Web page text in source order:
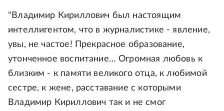
"Владимир Кириллович был настоящим
интеллигентом, что в журналистике - явление,
увы, не частое! Прекрасное образование,
утонченное воспитание… Огромная любовь к
близким - к памяти великого отца, к любимой
сестре, к жене, расставание с которыми
Владимир Кириллович так и не смог